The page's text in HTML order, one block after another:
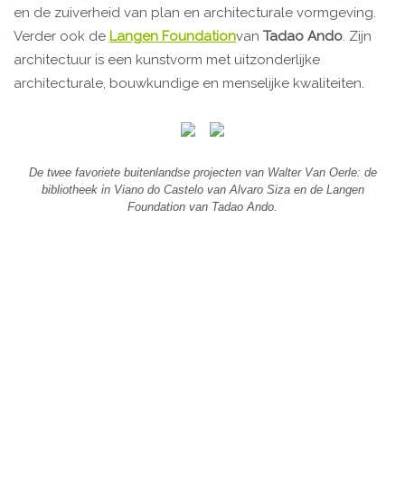
en de zuiverheid van plan en architecturale vormgeving.
Verder ook de Langen Foundationvan Tadao Ando. Zijn
architectuur is een kunstvorm met uitzonderlijke
architecturale, bouwkundige en menselijke kwaliteiten.
De twee favoriete buitenlandse projecten van Walter Van Oerle: de
bibliotheek in Viano do Castelo van Alvaro Siza en de Langen
Foundation van Tadao Ando.